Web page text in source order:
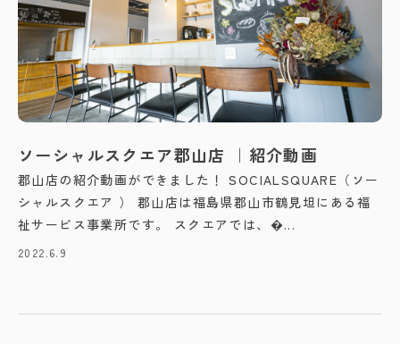
ソーシャルスクエア郡山店 ｜紹介動画
郡山店の紹介動画ができました！ SOCIALSQUARE（ソー
シャルスクエア ） 郡山店は福島県郡山市鶴見坦にある福
祉サービス事業所です。 スクエアでは、�...
2022.6.9